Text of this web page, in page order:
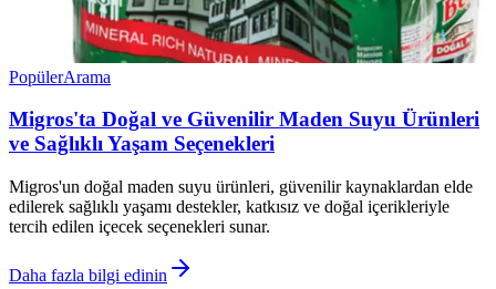
PopülerArama
Migros'ta Doğal ve Güvenilir Maden Suyu Ürünleri
ve Sağlıklı Yaşam Seçenekleri
Migros'un doğal maden suyu ürünleri, güvenilir kaynaklardan elde
edilerek sağlıklı yaşamı destekler, katkısız ve doğal içerikleriyle
tercih edilen içecek seçenekleri sunar.
Daha fazla bilgi edinin